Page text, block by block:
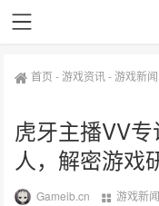
首页 -游戏资讯-游戏新闻
虎牙主播VV
人，解密游戏
Gameib.cn 游戏新闻